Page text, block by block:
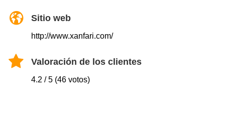
Sitio web
http://www.xanfari.com/
Valoración de los clientes
4.2 / 5 (46 votos)